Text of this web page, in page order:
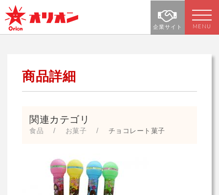
企業サイト MENU
商品詳細
関連カテゴリ
食品 お菓子 チョコレート菓子